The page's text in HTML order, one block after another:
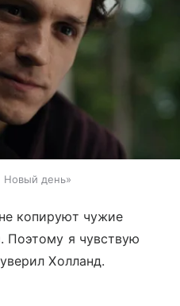
Новый день»
копируют чужие
Поэтому я чувствую
Холланд.